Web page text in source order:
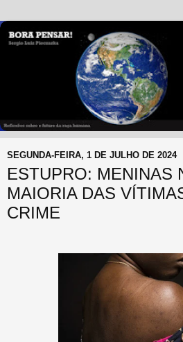
SEGUNDA-FEIRA, 1 DE JULHO DE 2024
ESTUPRO: MENINAS
MAIORIA DAS
CRIME